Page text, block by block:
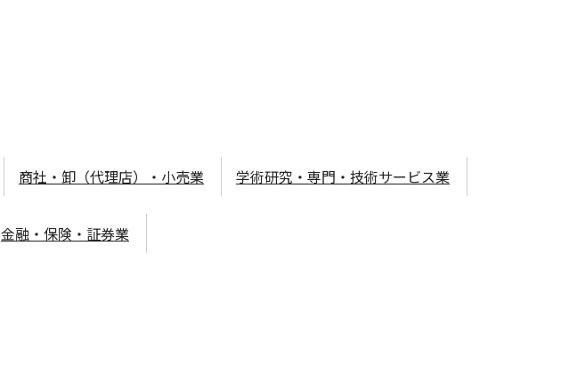
商社・卸（代理店）・小売業 学術研究・専門・技術サービス業
金融・保険・証券業